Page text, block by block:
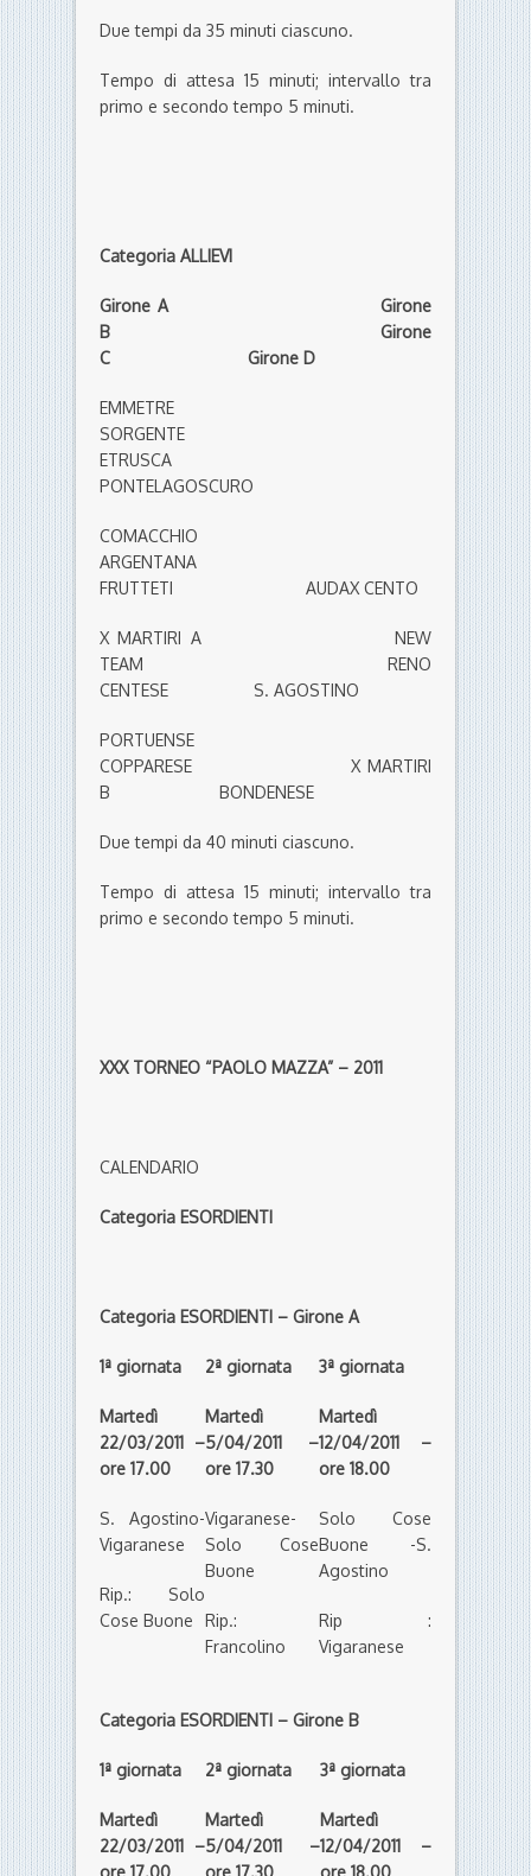
Due tempi da 35 minuti ciascuno.
Tempo di attesa 15 minuti; intervallo tra
primo e secondo tempo 5 minuti.
Categoria ALLIEVI
Girone A Girone
B Girone
C Girone D
EMMETRE
SORGENTE
ETRUSCA
PONTELAGOSCURO
COMACCHIO
ARGENTANA
FRUTTETI AUDAX CENTO
X MARTIRI A NEW
TEAM RENO
CENTESE S. AGOSTINO
PORTUENSE
COPPARESE X MARTIRI
B BONDENESE
Due tempi da 40 minuti ciascuno.
Tempo di attesa 15 minuti; intervallo tra
primo e secondo tempo 5 minuti.
XXX TORNEO “PAOLO MAZZA” – 2011
CALENDARIO
Categoria ESORDIENTI
Categoria ESORDIENTI – Girone A
1ª giornata
Martedì
22/03/2011 –
ore 17.00
2ª giornata
Martedì
5/04/2011 –
ore 17.30
3ª giornata
Martedì
12/04/2011 –
ore 18.00
S. Agostino-
Vigaranese
Rip.: Solo
Cose Buone
Vigaranese-
Solo Cose
Buone
Rip.:
Francolino
Solo Cose
Buone -S.
Agostino
Rip :
Vigaranese
Categoria ESORDIENTI – Girone B
1ª giornata
Martedì
22/03/2011 –
2ª giornata
Martedì
5/04/2011 –
3ª giornata
Martedì
12/04/2011 –